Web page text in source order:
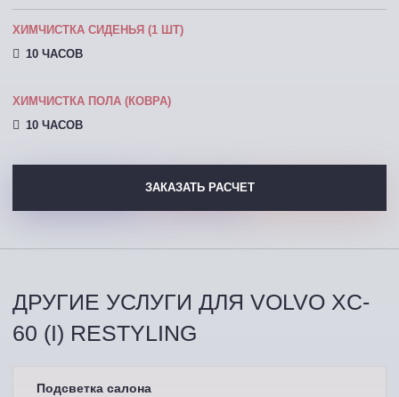
ХИМЧИСТКА СИДЕНЬЯ (1 ШТ)
10 ЧАСОВ
ХИМЧИСТКА ПОЛА (КОВРА)
10 ЧАСОВ
ЗАКАЗАТЬ РАСЧЕТ
ДРУГИЕ УСЛУГИ ДЛЯ VOLVO XC-
60 (I) RESTYLING
Подсветка салона